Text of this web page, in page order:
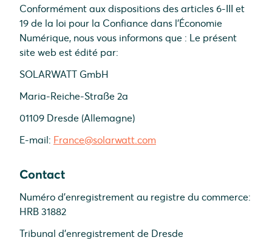
Conformément aux dispositions des articles 6-III et
19 de la loi pour la Confiance dans l’Économie
Numérique, nous vous informons que : Le présent
site web est édité par:
SOLARWATT GmbH
Maria-Reiche-Straße 2a
01109 Dresde (Allemagne)
E-mail: France@solarwatt.com
Contact
Numéro d'enregistrement au registre du commerce:
HRB 31882
Tribunal d'enregistrement de Dresde